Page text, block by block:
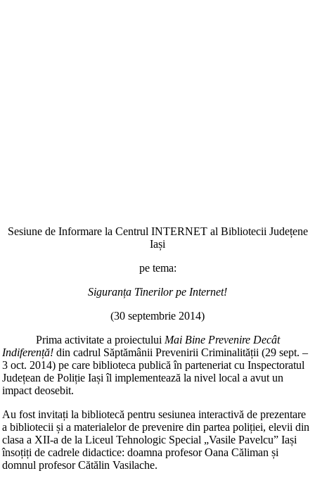
Sesiune de Informare la Centrul INTERNET al Bibliotecii Județene
Iași
pe tema:
Siguranța Tinerilor pe Internet!
(30 septembrie 2014)
Prima activitate a proiectului Mai Bine Prevenire Decât
Indiferență! din cadrul Săptămânii Prevenirii Criminalității (29 sept. –
3 oct. 2014) pe care biblioteca publică în parteneriat cu Inspectoratul
Județean de Poliție Iași îl implementează la nivel local a avut un
impact deosebit.
Au fost invitați la bibliotecă pentru sesiunea interactivă de prezentare
a bibliotecii și a materialelor de prevenire din partea poliției, elevii din
clasa a XII-a de la Liceul Tehnologic Special „Vasile Pavelcu” Iași
însoțiți de cadrele didactice: doamna profesor Oana Căliman și
domnul profesor Cătălin Vasilache.